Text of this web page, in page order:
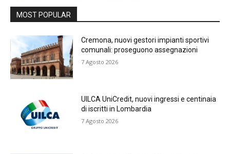
MOST POPULAR
Cremona, nuovi gestori impianti sportivi
comunali: proseguono assegnazioni
7 Agosto 2026
UILCA UniCredit, nuovi ingressi e centinaia
di iscritti in Lombardia
7 Agosto 2026